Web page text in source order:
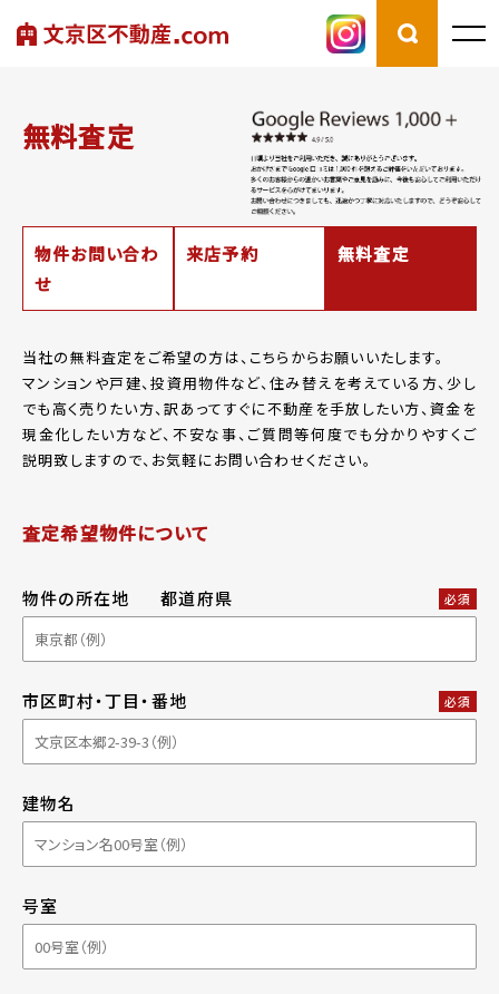
無料査定
物件お問い合わ
せ
来店予約 無料査定
当社の無料査定をご希望の方は、こちらからお願いいたします。
マンションや戸建、投資用物件など、住み替えを考えている方、少し
でも高く売りたい方、訳あってすぐに不動産を手放したい方、資金を
現金化したい方など、 不安な事、ご質問等何度でも分かりやすくご
説明致しますので、お気軽にお問い合わせください。
査定希望物件について
物件の所在地 都道府県 必須
市区町村・丁目・番地 必須
建物名
号室